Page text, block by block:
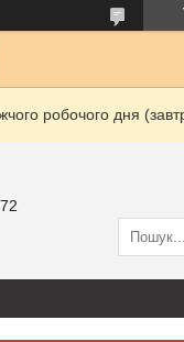
робочого дня